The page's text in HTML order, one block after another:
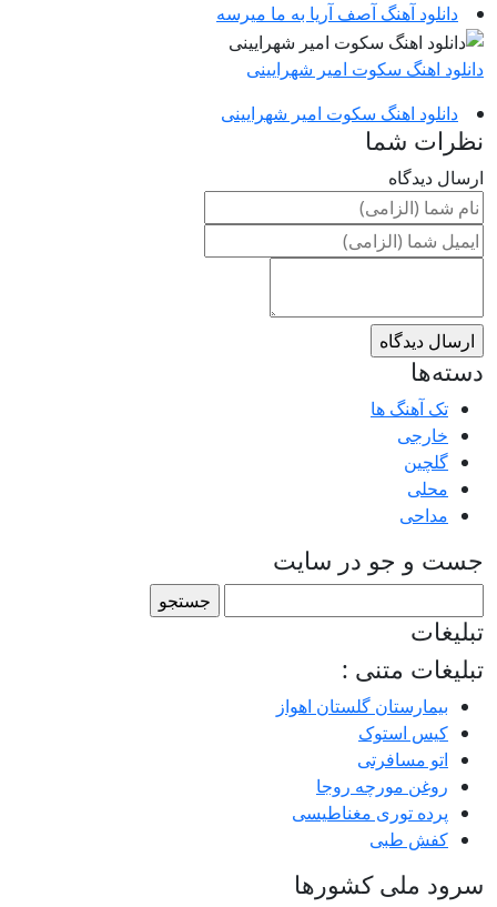
دانلود آهنگ آصف آریا به ما میرسه
دانلود اهنگ سکوت امیر شهرایینی
دانلود اهنگ سکوت امیر شهرایینی
نظرات شما
ارسال دیدگاه
دسته‌ها
تک آهنگ ها
خارجی
گلچین
محلی
مداحی
جست و جو در سایت
برای:
تبلیغات
تبلیغات متنی :
بیمارستان گلستان اهواز
کیس استوک
اتو مسافرتی
روغن مورچه روجا
پرده توری مغناطیسی
کفش طبی
سرود ملی کشورها